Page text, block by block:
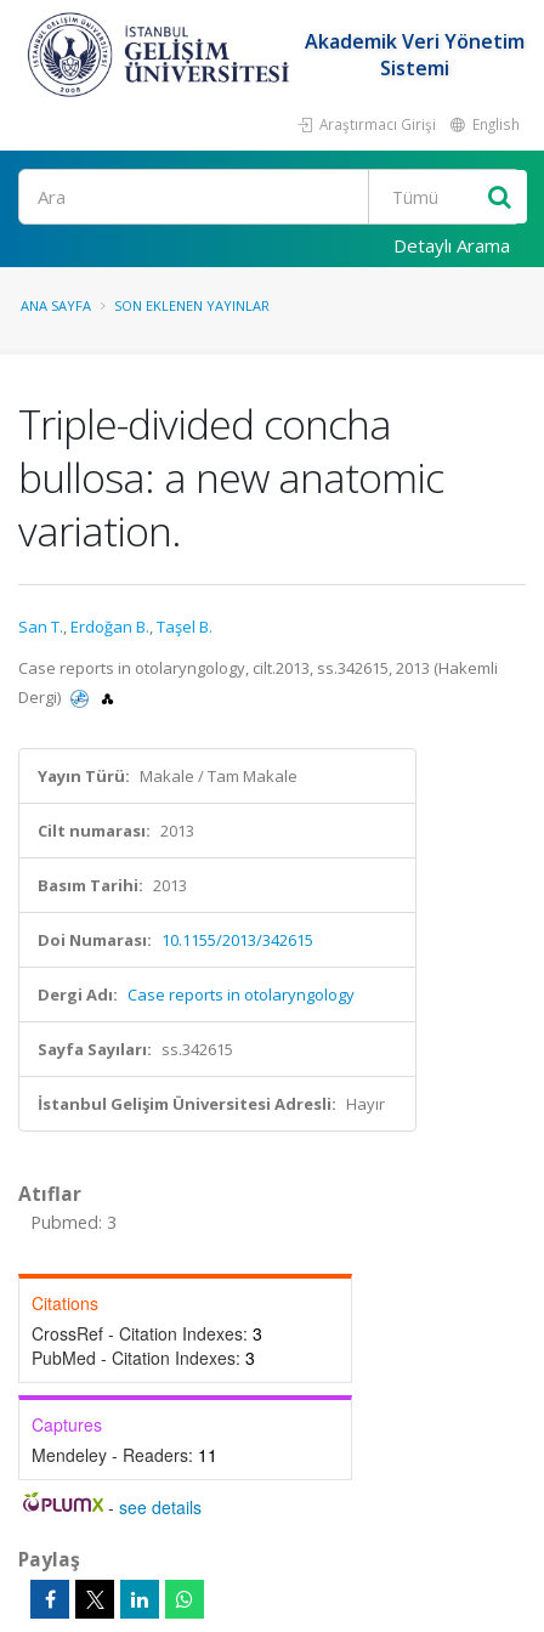
Akademik Veri Yönetim
Sistemi
Araştırmacı Girişi English
Ara
Detaylı Arama
ANA SAYFA SON EKLENEN YAYINLAR
Triple-divided concha
bullosa: a new anatomic
variation.
San T.,Erdoğan B.,Taşel B.
Case reports in otolaryngology, cilt.2013, ss.342615, 2013 (Hakemli
Dergi)
Yayın Türü: Makale / Tam Makale
Cilt numarası: 2013
Basım Tarihi: 2013
Doi Numarası: 10.1155/2013/342615
Dergi Adı: Case reports in otolaryngology
Sayfa Sayıları: ss.342615
İstanbul Gelişim Üniversitesi Adresli: Hayır
Atıflar
Pubmed: 3
Citations
CrossRef - Citation Indexes: 3
PubMed - Citation Indexes: 3
Captures
Mendeley - Readers: 11
- see details
Paylaş